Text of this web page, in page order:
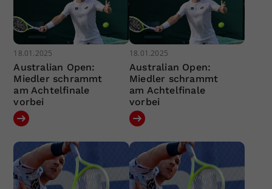
18.01.2025
Australian Open:
Miedler schrammt
am Achtelfinale
vorbei
18.01.2025
Australian Open:
Miedler schrammt
am Achtelfinale
vorbei